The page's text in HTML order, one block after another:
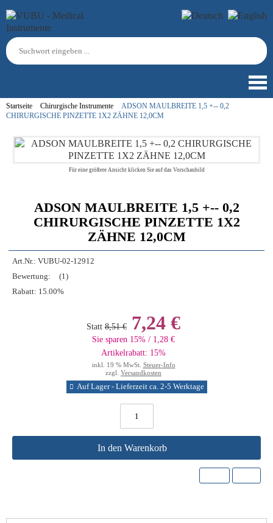
Startseite Chirurgische Instrumente
ADSON MAULBREITE 1,5 +-- 0,2
CHIRURGISCHE PINZETTE 1X2 ZÄHNE 12,0CM
Für eine größere Ansicht klicken Sie auf das Vorschaubild
ADSON MAULBREITE 1,5 +-- 0,2
CHIRURGISCHE PINZETTE 1X2
ZÄHNE 12,0CM
Art.Nr.: VUBU-02-12912
Bewertung:
(1)
Rabatt: 15.00%
Statt 8,51 € 7,24 €
Sie sparen 15% / 1,28 €
Artikelrabatt: 15%
inkl. 19 % MwSt. Steuer-Info
zzgl. Versandkosten
Auf Lager - Lieferzeit ca. 2-5 Werktage
In den Warenkorb